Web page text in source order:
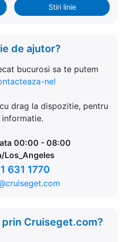
Stiri linie
de ajutor?
bucurosi sa te putem
ne!
drag la dispozitie, pentru
00:00 - 08:00
Los_Angeles
631 1770
Cruiseget.com?